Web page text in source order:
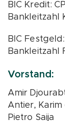
BIC Kredit:
Bankleitzahl
BIC
Bankleitzahl
Vorstand:
Amir
Antier, Karim
Pietro Saija